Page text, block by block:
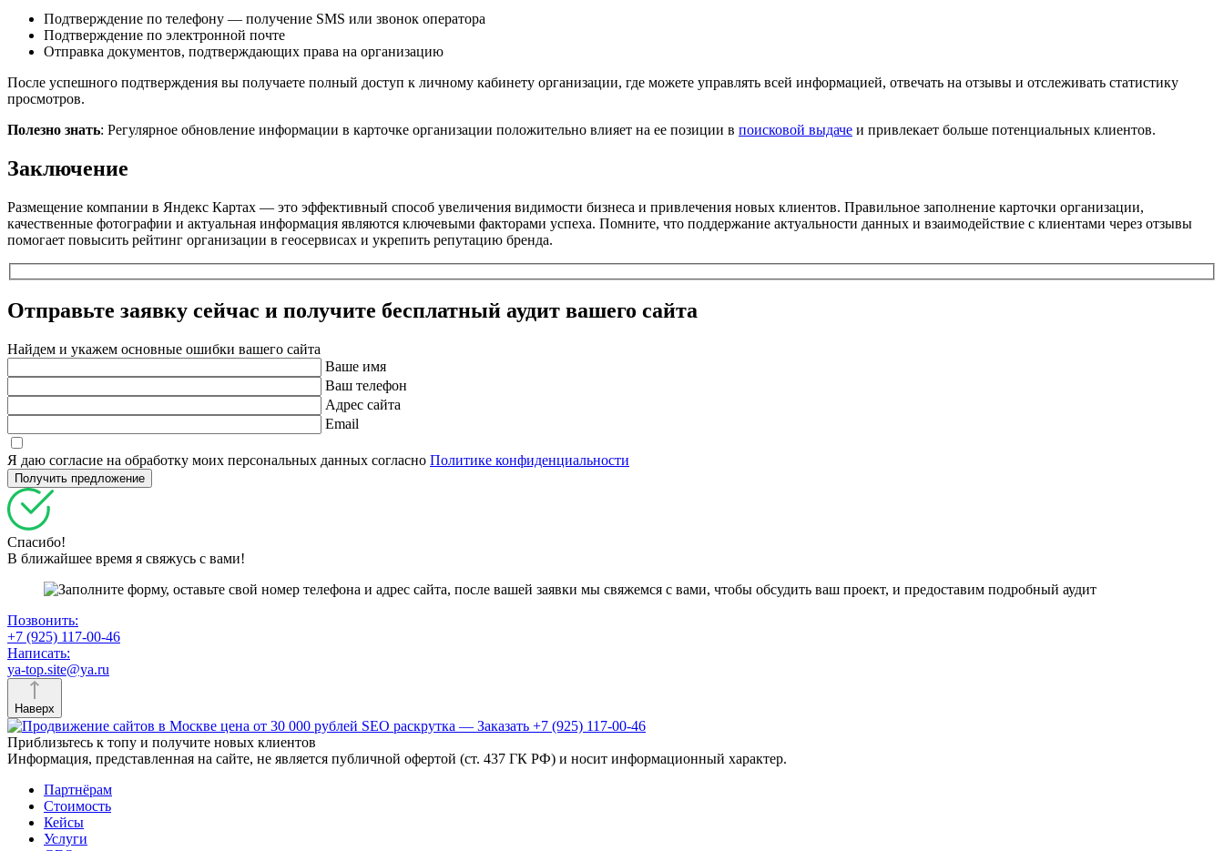
Подтверждение по телефону — получение SMS или звонок оператора
Подтверждение по электронной почте
Отправка документов, подтверждающих права на организацию
После успешного подтверждения вы получаете полный доступ к личному кабинету организации, где можете управлять всей информацией, отвечать на отзывы и отслеживать статистику
просмотров.
Полезно знать: Регулярное обновление информации в карточке организации положительно влияет на ее позиции в поисковой выдаче и привлекает больше потенциальных клиентов.
Заключение
Размещение компании в Яндекс Картах — это эффективный способ увеличения видимости бизнеса и привлечения новых клиентов. Правильное заполнение карточки организации,
качественные фотографии и актуальная информация являются ключевыми факторами успеха. Помните, что поддержание актуальности данных и взаимодействие с клиентами через отзывы
помогает повысить рейтинг организации в геосервисах и укрепить репутацию бренда.
Отправьте заявку сейчас и получите бесплатный аудит вашего сайта
Найдем и укажем основные ошибки вашего сайта
Ваше имя
Ваш телефон
Адрес сайта
Email
Я даю согласие на обработку моих персональных данных согласно Политике конфиденциальности
Спасибо!
В ближайшее время я свяжусь с вами!
Позвонить:
+7 (925) 117-00-46
Написать:
ya-top.site@ya.ru
Наверх
Приблизьтесь к топу и получите новых клиентов
Информация, представленная на сайте, не является публичной офертой (ст. 437 ГК РФ) и носит информационный характер.
Партнёрам
Стоимость
Кейсы
Услуги